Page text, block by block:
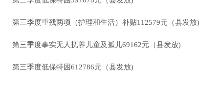
第三季度重残两项（护理和生活）补贴112579元 （县发放)
第三季度事实无人抚养儿童及孤儿69162元 （县发放)
第三季度低保特困612786元（县发放)